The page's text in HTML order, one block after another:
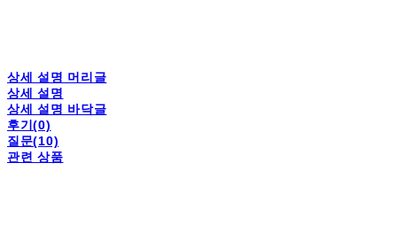
상세 설명 머리글
상세 설명
상세 설명 바닥글
후기(0)
질문(10)
관련 상품